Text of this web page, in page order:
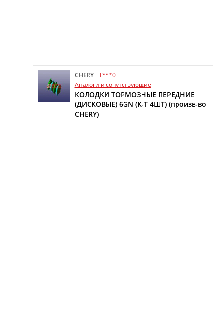
CHERY
T***0
Аналоги и сопутствующие
КОЛОДКИ ТОРМОЗНЫЕ ПЕРЕДНИЕ
(ДИСКОВЫЕ) 6GN (К-Т 4ШТ) (произв-во
CHERY)